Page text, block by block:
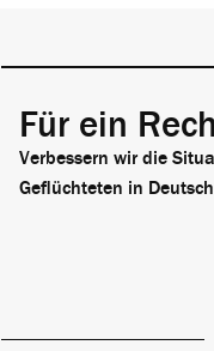
Für ein
Verbessern wir die
Geflüchteten in